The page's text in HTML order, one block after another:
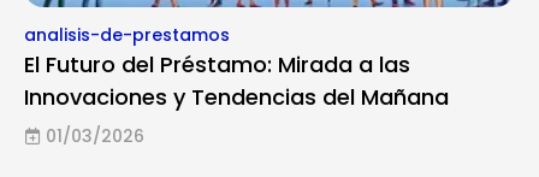
analisis-de-prestamos
El Futuro del Préstamo: Mirada a las
Innovaciones y Tendencias del Mañana
01/03/2026